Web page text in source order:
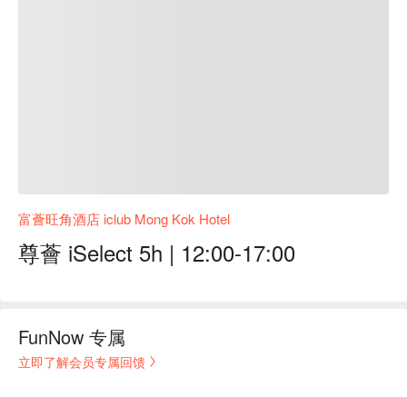
富薈旺角酒店 iclub Mong Kok Hotel
尊薈 iSelect 5h | 12:00-17:00
FunNow 专属
立即了解会员专属回馈